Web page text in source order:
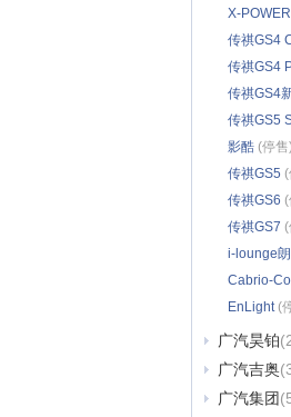
X-POWER
传祺GS4
(941)
传祺GS4
(3133)
传祺GS4
(958)
传祺GS5
(3073)
影酷 (停
传祺GS5 (
传祺GS6 (
传祺GS7 (
i-lounge
Cabrio-
EnLight(
广汽昊铂
广汽吉奥
广汽集团